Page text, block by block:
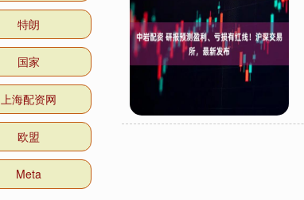
特朗
国家
上海配资网
欧盟
Meta